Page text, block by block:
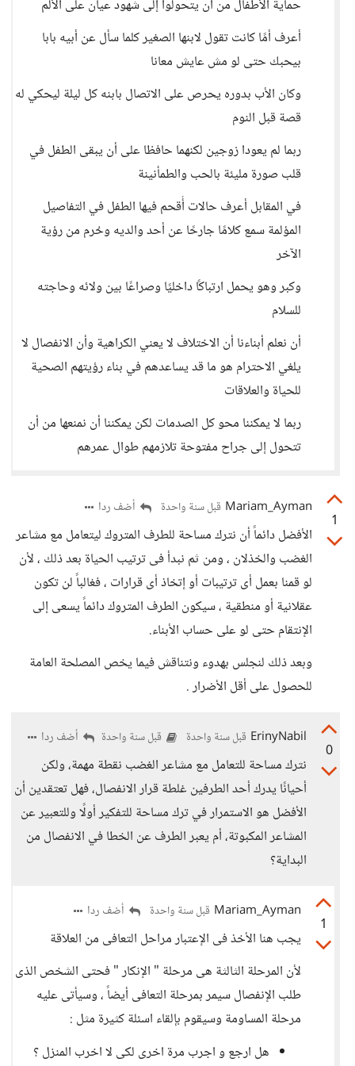
حماية الأطفال من أن يتحولوا إلى شهود عيان على الألم
أعرف أمًا كانت تقول لابنها الصغير كلما سأل عن أبيه بابا
بيحبك حتى لو مش عايش معانا
وكان الأب بدوره يحرص على الاتصال بابنه كل ليلة ليحكي له
قصة قبل النوم
ربما لم يعودا زوجين لكنهما حافظا على أن يبقى الطفل في
قلب صورة مليئة بالحب والطمأنينة
في المقابل أعرف حالات أُقحم فيها الطفل في التفاصيل
المؤلمة سمع كلامًا جارحًا عن أحد والديه وحُرم من رؤية
الآخر
وكبر وهو يحمل ارتباكًا داخليًا وصراعًا بين ولائه وحاجته
للسلام
أن نعلم أبناءنا أن الاختلاف لا يعني الكراهية وأن الانفصال لا
يلغي الاحترام هو ما قد يساعدهم في بناء رؤيتهم الصحية
للحياة والعلاقات
ربما لا يمكننا محو كل الصدمات لكن يمكننا أن نمنعها من أن
تتحول إلى جراح مفتوحة تلازمهم طوال عمرهم
1
Mariam_Ayman قبل سنة واحدة أضف ردا
الأفضل دائماً أن نترك مساحة للطرف المتروك ليتعامل مع مشاعر
الغضب والخذلان ، ومن ثم نبدأ فى ترتيب الحياة بعد ذلك ، لأن
لو قمنا بعمل أى ترتيبات أو إتخاذ أى قرارات ، فغالباً لن تكون
عقلانية أو منطقية ، سيكون الطرف المتروك دائماً يسعى إلى
الإنتقام حتى لو على حساب الأبناء.
وبعد ذلك لنجلس بهدوء ونتناقش فيما يخص المصلحة العامة
للحصول على أقل الأضرار .
0
ErinyNabil قبل سنة واحدة قبل سنة واحدة أضف ردا
نترك مساحة للتعامل مع مشاعر الغضب نقطة مهمة، ولكن
أحيانًا يدرك أحد الطرفين غلطة قرار الانفصال، فهل تعتقدين أن
الأفضل هو الاستمرار في ترك مساحة للتفكير أولًا وللتعبير عن
المشاعر المكبوتة، أم يعبر الطرف عن الخطا في الانفصال من
البداية؟
1
Mariam_Ayman قبل سنة واحدة أضف ردا
يجب هنا الأخذ فى الإعتبار مراحل التعافى من العلاقة
لأن المرحلة الثالثة هى مرحلة " الإنكار " فحتى الشخص الذى
طلب الإنفصال سيمر بمرحلة التعافى أيضاً ، وسيأتى عليه
مرحلة المساومة وسيقوم بإلقاء اسئلة كثيرة مثل :
هل ارجع و اجرب مرة اخرى لكى لا اخرب المنزل ؟